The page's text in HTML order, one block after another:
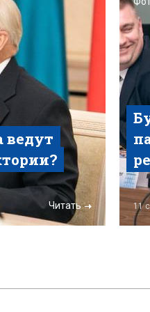
ведут
Читать 11